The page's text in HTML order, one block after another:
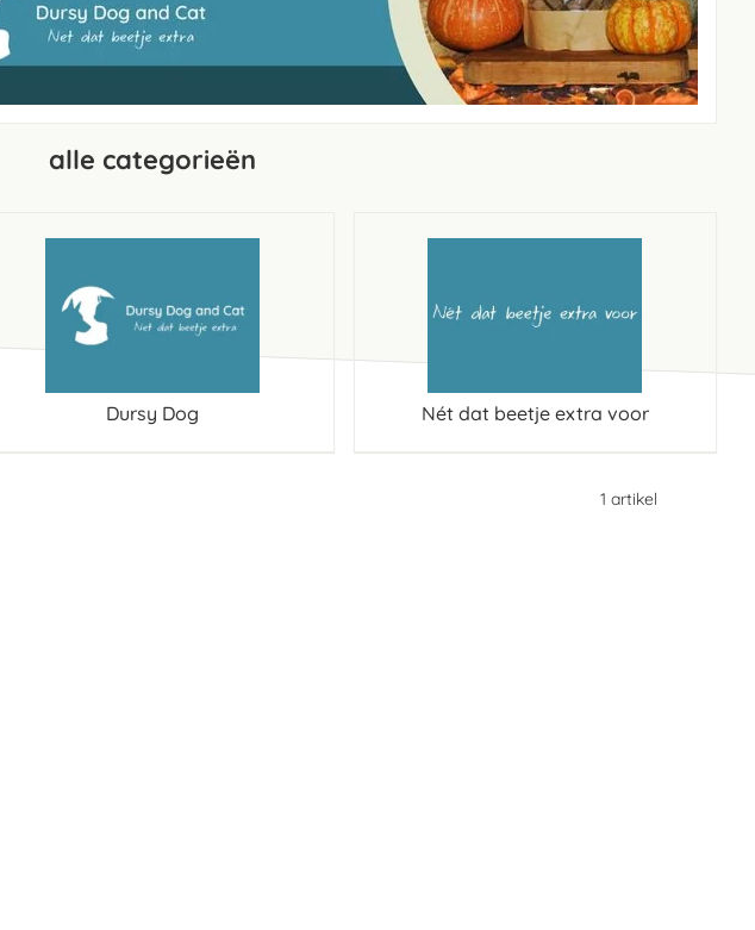
alle categorieën
Dursy Dog Nét dat beetje extra voor
1 artikel